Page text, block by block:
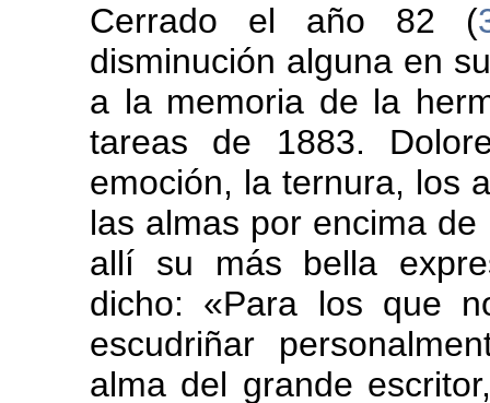
Cerrado el año 82 (
disminución alguna en
a la memoria de la
tareas de 1883.
emoción, la ternura, los
las almas por encima
allí su más bella
dicho: «Para los que
escudriñar
alma del grande